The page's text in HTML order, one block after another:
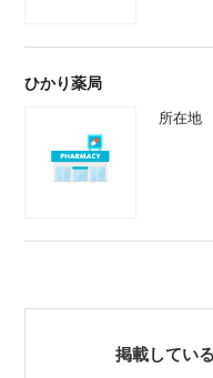
ひかり薬局
所在地
掲載してい